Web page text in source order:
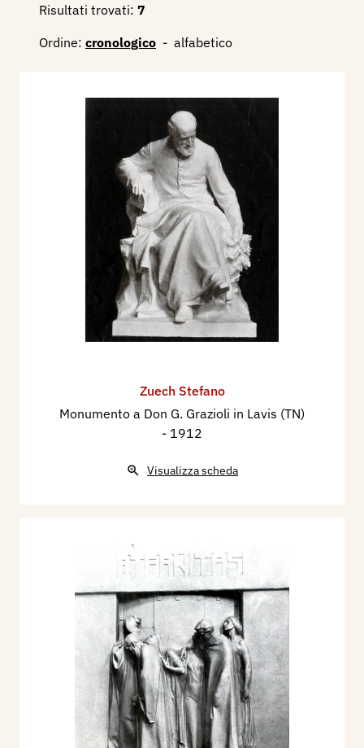
Risultati trovati: 7
Ordine: cronologico - alfabetico
Zuech Stefano
Monumento a Don G. Grazioli in Lavis (TN)
- 1912
Visualizza scheda